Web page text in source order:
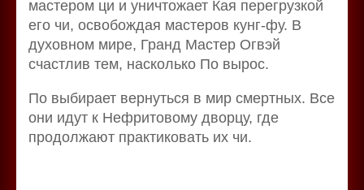
мастером ци и уничтожает Кая перегрузкой
его чи, освобождая мастеров кунг-фу. В
духовном мире, Гранд Мастер Огвэй
счастлив тем, насколько По вырос.
По выбирает вернуться в мир смертных. Все
они идут к Нефритовому дворцу, где
продолжают практиковать их чи.